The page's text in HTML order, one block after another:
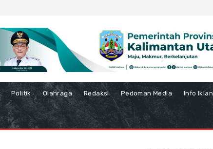
Politik Olahraga Redaksi Pedoman Media Info Iklan